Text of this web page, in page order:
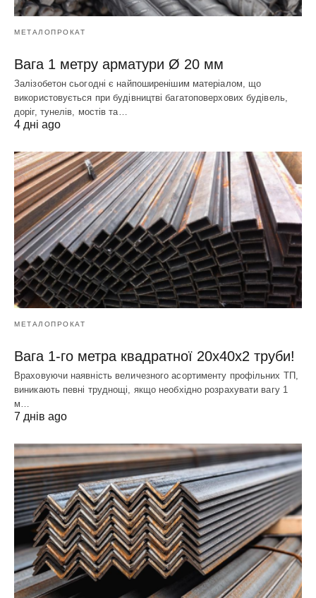
МЕТАЛОПРОКАТ
Вага 1 метру арматури Ø 20 мм
Залізобетон сьогодні є найпоширенішим матеріалом, що
використовується при будівництві багатоповерхових будівель,
доріг, тунелів, мостів та…
4 дні ago
МЕТАЛОПРОКАТ
Вага 1-го метра квадратної 20х40х2 труби!
Враховуючи наявність величезного асортименту профільних ТП,
виникають певні труднощі, якщо необхідно розрахувати вагу 1
м…
7 днів ago